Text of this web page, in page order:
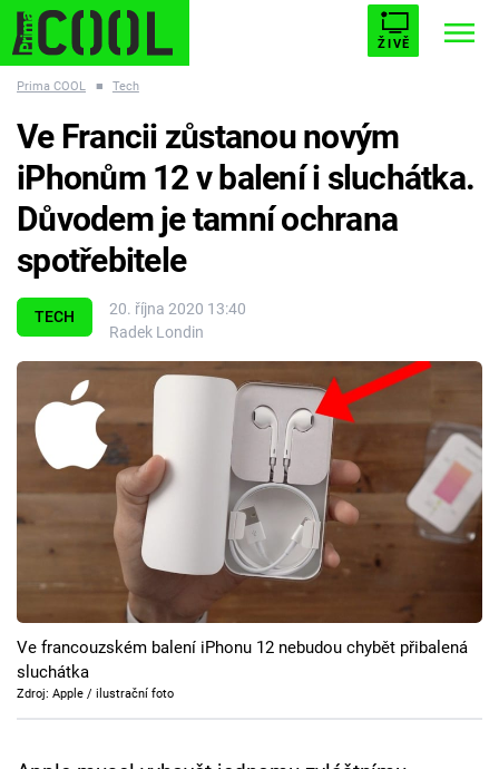
ŽIVĚ
ESCAPE PLNEJ KOTEL AVENGERS 5
Témata
Filmy
Seriály
Hry
Cool Esport
TV Program
Sledujte prima+
Prima COOL ■ Tech
TECH
20. října 2020 13:40
Radek Londin
Ve Francii zůstanou novým
iPhonům 12 v balení i sluchátka.
Důvodem je tamní ochrana
spotřebitele
Ve francouzském balení iPhonu 12 nebudou chybět přibalená
sluchátka
Zdroj: Apple / ilustrační foto